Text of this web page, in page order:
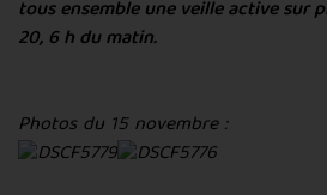
tous ensemble une veille active sur
20, 6 h du matin.
Photos du 15 novembre :